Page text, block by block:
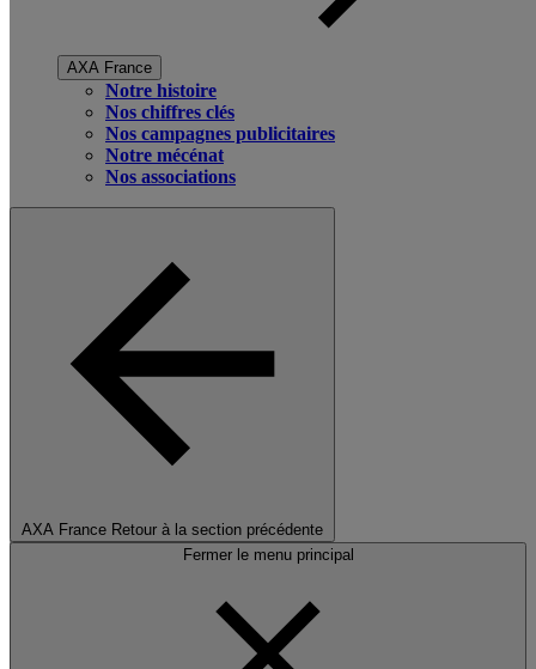
AXA France
Notre histoire
Nos chiffres clés
Nos campagnes publicitaires
Notre mécénat
Nos associations
AXA France Retour à la section précédente
Fermer le menu principal